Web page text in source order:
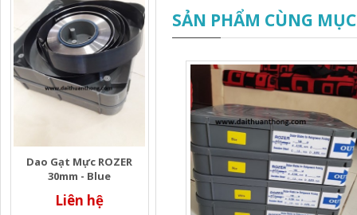
Dao Gạt Mực ROZER
30mm - Blue
Liên hệ
SẢN PHẨM CÙNG MỤC